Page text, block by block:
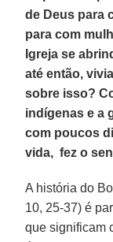
de Deus para
para com
Igreja se
até então,
sobre isso?
indígenas e a
com poucos
vida, fez o
A história do
10, 25-37) é
que significam